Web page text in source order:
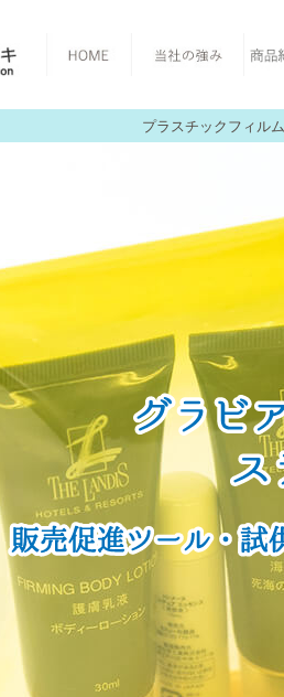
プラスチックフィル